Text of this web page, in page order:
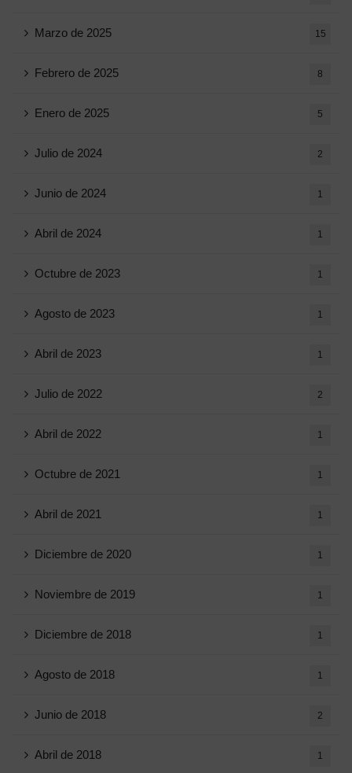
Marzo de 2025 15
Febrero de 2025 8
Enero de 2025 5
Julio de 2024 2
Junio ​​de 2024 1
Abril de 2024 1
Octubre de 2023 1
Agosto de 2023 1
Abril de 2023 1
Julio de 2022 2
Abril de 2022 1
Octubre de 2021 1
Abril de 2021 1
Diciembre de 2020 1
Noviembre de 2019 1
Diciembre de 2018 1
Agosto de 2018 1
Junio ​​de 2018 2
Abril de 2018 1